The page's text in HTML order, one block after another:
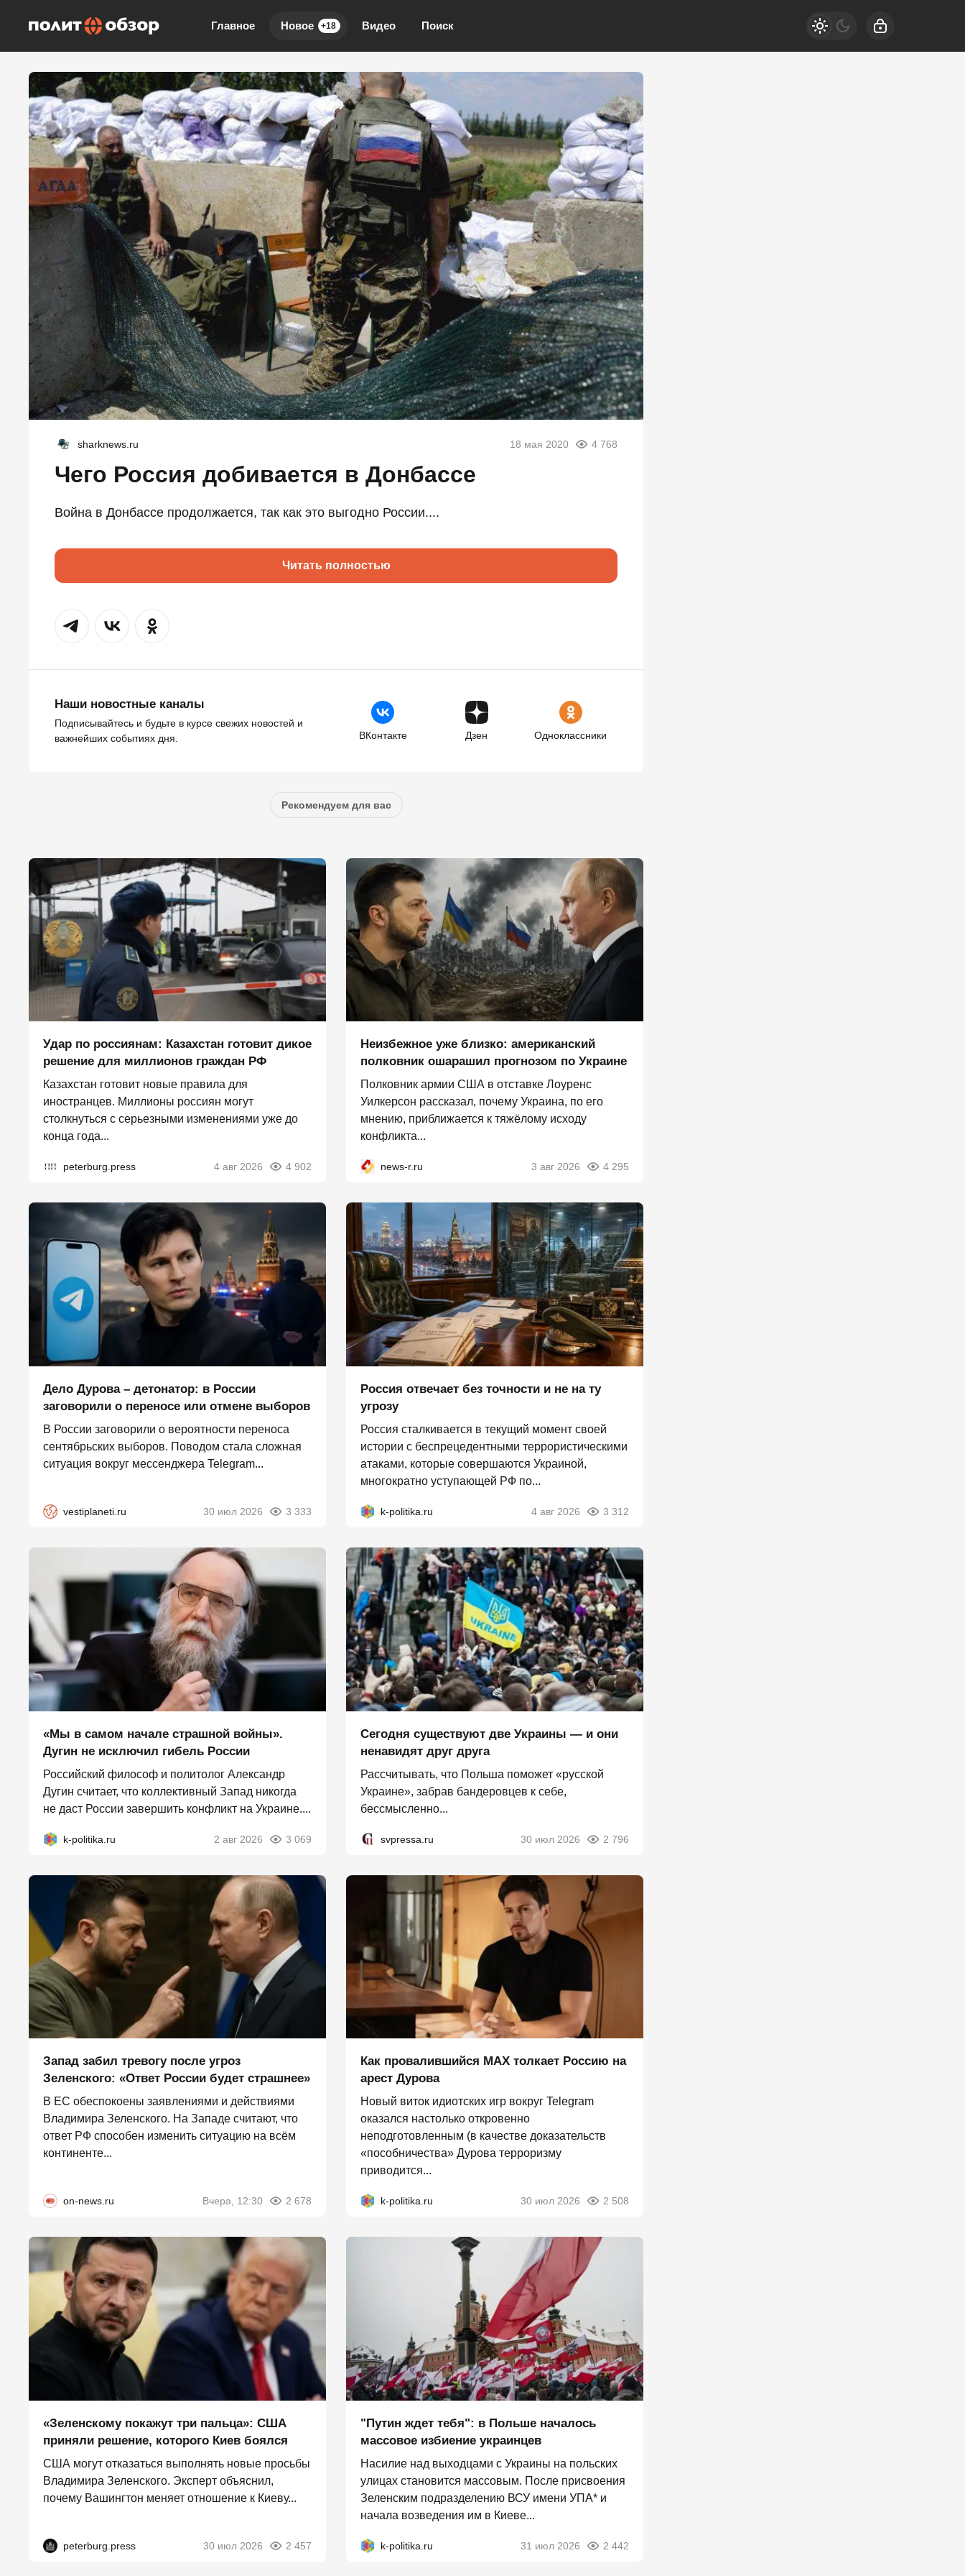
Главное Новое +18 Видео Поиск
sharknews.ru 18 мая 2020 4 768
Чего Россия добивается в Донбассе
Война в Донбассе продолжается, так как это выгодно России....
Читать полностью
Наши новостные каналы
Подписывайтесь и будьте в курсе свежих новостей и
важнейших событиях дня.
ВКонтакте Дзен Одноклассники
Рекомендуем для вас
Удар по россиянам: Казахстан готовит дикое
решение для миллионов граждан РФ
Казахстан готовит новые правила для
иностранцев. Миллионы россиян могут
столкнуться с серьезными изменениями уже до
конца года...
peterburg.press 4 авг 2026 4 902
Неизбежное уже близко: американский
полковник ошарашил прогнозом по Украине
Полковник армии США в отставке Лоуренс
Уилкерсон рассказал, почему Украина, по его
мнению, приближается к тяжёлому исходу
конфликта...
news-r.ru 3 авг 2026 4 295
Дело Дурова – детонатор: в России
заговорили о переносе или отмене выборов
В России заговорили о вероятности переноса
сентябрьских выборов. Поводом стала сложная
ситуация вокруг мессенджера Telegram...
vestiplaneti.ru 30 июл 2026 3 333
Россия отвечает без точности и не на ту
угрозу
Россия сталкивается в текущий момент своей
истории с беспрецедентными террористическими
атаками, которые совершаются Украиной,
многократно уступающей РФ по...
k-politika.ru 4 авг 2026 3 312
«Мы в самом начале страшной войны».
Дугин не исключил гибель России
Российский философ и политолог Александр
Дугин считает, что коллективный Запад никогда
не даст России завершить конфликт на Украине....
k-politika.ru 2 авг 2026 3 069
Сегодня существуют две Украины — и они
ненавидят друг друга
Рассчитывать, что Польша поможет «русской
Украине», забрав бандеровцев к себе,
бессмысленно...
svpressa.ru 30 июл 2026 2 796
Запад забил тревогу после угроз
Зеленского: «Ответ России будет страшнее»
В ЕС обеспокоены заявлениями и действиями
Владимира Зеленского. На Западе считают, что
ответ РФ способен изменить ситуацию на всём
континенте...
on-news.ru Вчера, 12:30 2 678
Как провалившийся MAX толкает Россию на
арест Дурова
Новый виток идиотских игр вокруг Telegram
оказался настолько откровенно
неподготовленным (в качестве доказательств
«пособничества» Дурова терроризму
приводится...
k-politika.ru 30 июл 2026 2 508
«Зеленскому покажут три пальца»: США
приняли решение, которого Киев боялся
США могут отказаться выполнять новые просьбы
Владимира Зеленского. Эксперт объяснил,
почему Вашингтон меняет отношение к Киеву...
peterburg.press 30 июл 2026 2 457
"Путин ждет тебя": в Польше началось
массовое избиение украинцев
Насилие над выходцами с Украины на польских
улицах становится массовым. После присвоения
Зеленским подразделению ВСУ имени УПА* и
начала возведения им в Киеве...
k-politika.ru 31 июл 2026 2 442